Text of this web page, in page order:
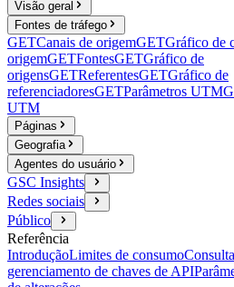
Visão geral
Fontes de tráfego
GETCanais de origemGETGráfico de
origemGETFontesGETGráfico de
origensGETReferentesGETGráfico de
referenciadoresGETParâmetros UTM
UTM
Páginas
Geografia
Agentes do usuário
GSC Insights
Redes sociais
Público
Referência
IntroduçãoLimites de consumo
gerenciamento de chaves de API